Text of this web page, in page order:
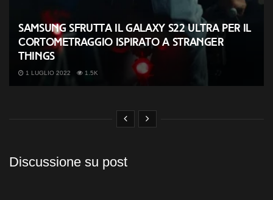
Samsung sfrutta il Galaxy S22 Ultra per il
cortometraggio ispirato a Stranger
Things
1 LUGLIO 2022 1.5K
Discussione su post